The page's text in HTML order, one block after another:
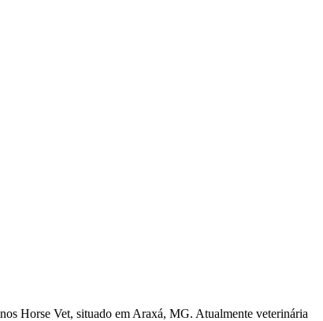
Horse Vet, situado em Araxá, MG. Atualmente veterinária